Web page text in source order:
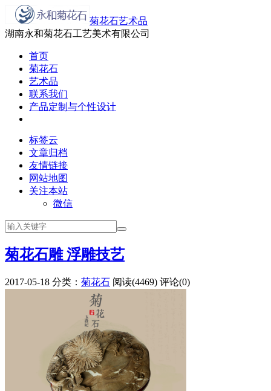
菊花石艺术品
湖南永和菊花石工艺美术有限公司
首页
菊花石
艺术品
联系我们
产品定制与个性设计
标签云
文章归档
友情链接
网站地图
关注本站
微信
菊花石雕 浮雕技艺
2017-05-18 分类： 菊花石 阅读(4469) 评论(0)